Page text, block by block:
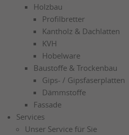
Holzbau
Profilbretter
Kantholz & Dachlatten
KVH
Hobelware
Baustoffe & Trockenbau
Gips- / Gipsfaserplatten
Dämmstoffe
Fassade
Services
Unser Service für Sie